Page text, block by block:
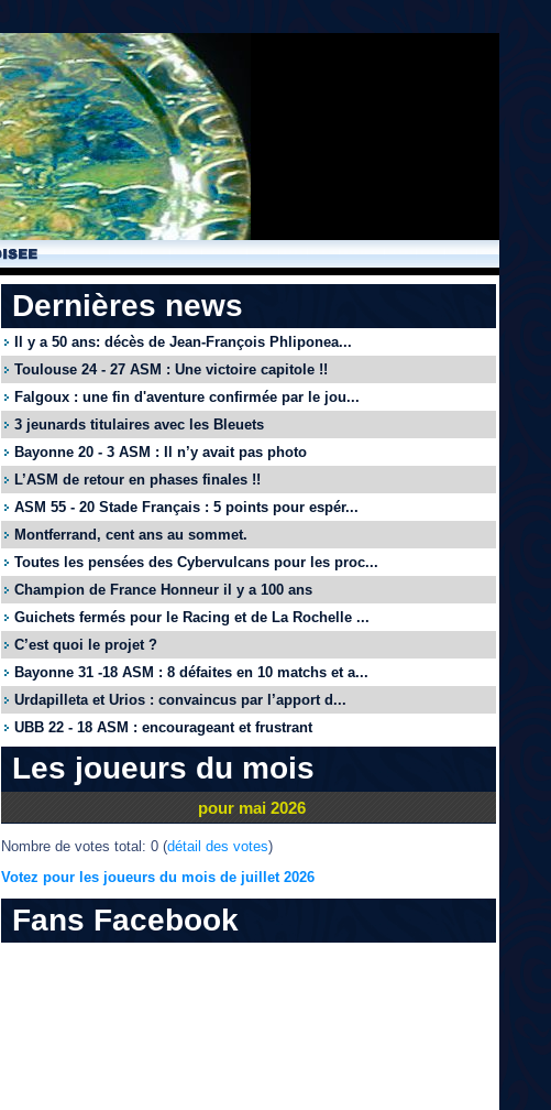
Dernières news
Il y a 50 ans: décès de Jean-François Phliponea...
Toulouse 24 - 27 ASM : Une victoire capitole !!
Falgoux : une fin d'aventure confirmée par le jou...
3 jeunards titulaires avec les Bleuets
Bayonne 20 - 3 ASM : Il n’y avait pas photo
L’ASM de retour en phases finales !!
ASM 55 - 20 Stade Français : 5 points pour espér...
Montferrand, cent ans au sommet.
Toutes les pensées des Cybervulcans pour les proc...
Champion de France Honneur il y a 100 ans
Guichets fermés pour le Racing et de La Rochelle ...
C’est quoi le projet ?
Bayonne 31 -18 ASM : 8 défaites en 10 matchs et a...
Urdapilleta et Urios : convaincus par l’apport d...
UBB 22 - 18 ASM : encourageant et frustrant
Les joueurs du mois
pour mai 2026
Nombre de votes total: 0 (détail des votes)
Votez pour les joueurs du mois de juillet 2026
Fans Facebook